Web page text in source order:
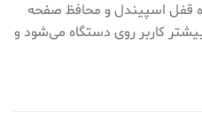
قفل اسپیندل و محافظ صفحه
کاربر روی دستگاه می‌شود و